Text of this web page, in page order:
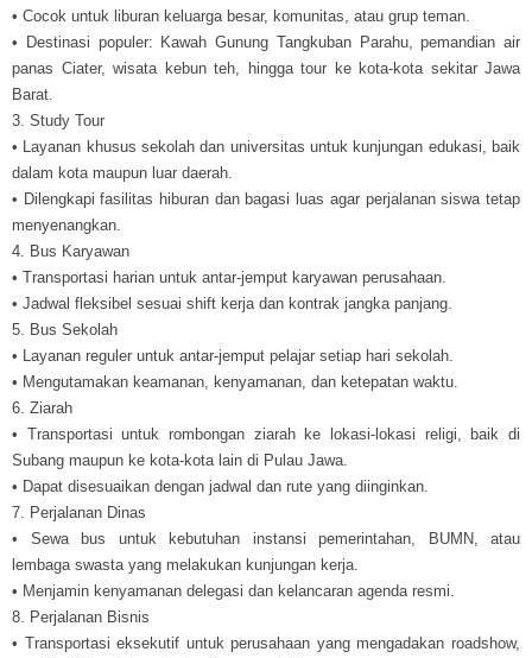
• Cocok untuk liburan keluarga besar, komunitas, atau grup teman.
• Destinasi populer: Kawah Gunung Tangkuban Parahu, pemandian air
panas Ciater, wisata kebun teh, hingga tour ke kota-kota sekitar Jawa
Barat.
3. Study Tour
• Layanan khusus sekolah dan universitas untuk kunjungan edukasi, baik
dalam kota maupun luar daerah.
• Dilengkapi fasilitas hiburan dan bagasi luas agar perjalanan siswa tetap
menyenangkan.
4. Bus Karyawan
• Transportasi harian untuk antar-jemput karyawan perusahaan.
• Jadwal fleksibel sesuai shift kerja dan kontrak jangka panjang.
5. Bus Sekolah
• Layanan reguler untuk antar-jemput pelajar setiap hari sekolah.
• Mengutamakan keamanan, kenyamanan, dan ketepatan waktu.
6. Ziarah
• Transportasi untuk rombongan ziarah ke lokasi-lokasi religi, baik di
Subang maupun ke kota-kota lain di Pulau Jawa.
• Dapat disesuaikan dengan jadwal dan rute yang diinginkan.
7. Perjalanan Dinas
• Sewa bus untuk kebutuhan instansi pemerintahan, BUMN, atau
lembaga swasta yang melakukan kunjungan kerja.
• Menjamin kenyamanan delegasi dan kelancaran agenda resmi.
8. Perjalanan Bisnis
• Transportasi eksekutif untuk perusahaan yang mengadakan roadshow,